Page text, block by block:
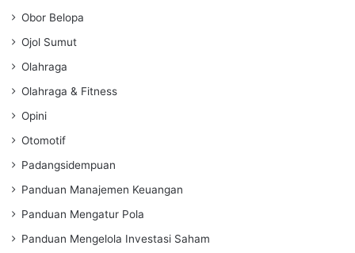
Obor Belopa
Ojol Sumut
Olahraga
Olahraga & Fitness
Opini
Otomotif
Padangsidempuan
Panduan Manajemen Keuangan
Panduan Mengatur Pola
Panduan Mengelola Investasi Saham